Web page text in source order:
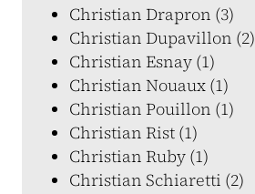
Christian Drapron (3)
Christian Dupavillon (2)
Christian Esnay (1)
Christian Nouaux (1)
Christian Pouillon (1)
Christian Rist (1)
Christian Ruby (1)
Christian Schiaretti (2)